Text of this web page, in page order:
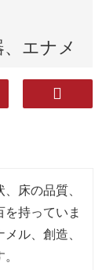
エナメ
使用さ
床の品質、
持っていま
ル、創造、